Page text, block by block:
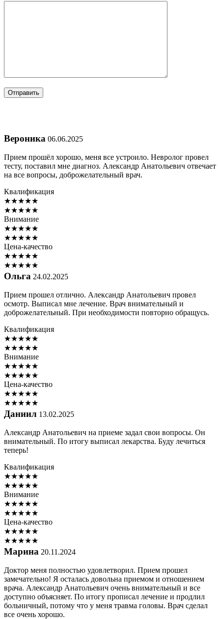
Вероника 06.06.2025
Прием прошёл хорошо, меня все устроило. Невролог провел
тесту, поставил мне диагноз. Александр Анатольевич отвечает
на все вопросы, доброжелательный врач.
Квалификация
★★★★★
★★★★★
Внимание
★★★★★
★★★★★
Цена-качество
★★★★★
★★★★★
Ольга 24.02.2025
Прием прошел отлично. Александр Анатольевич провел
осмотр. Выписал мне лечение. Врач внимательный и
доброжелательный. При необходимости повторно обращусь.
Квалификация
★★★★★
★★★★★
Внимание
★★★★★
★★★★★
Цена-качество
★★★★★
★★★★★
Даниил 13.02.2025
Александр Анатольевич на приеме задал свои вопросы. Он
внимательный. По итогу выписал лекарства. Буду лечиться
теперь!
Квалификация
★★★★★
★★★★★
Внимание
★★★★★
★★★★★
Цена-качество
★★★★★
★★★★★
Марина 20.11.2024
Доктор меня полностью удовлетворил. Прием прошел
замечательно! Я осталась довольна приемом и отношением
врача. Александр Анатольевич очень внимательный и все
доступно объясняет. По итогу прописал лечение и продлил
больничный, потому что у меня травма головы. Врач сделал
все очень хорошо.